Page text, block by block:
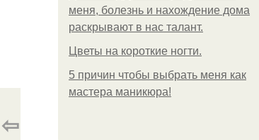
меня, болезнь и нахождение дома
раскрывают в нас талант.
Цветы на короткие ногти.
5 причин чтобы выбрать меня как
мастера маникюра!
⇦